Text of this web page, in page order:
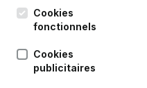
Cookies
fonctionnels
Cookies
publicitaires
Kantorenpark Everest
Leuvensesteenweg
1800 Vilvoorde